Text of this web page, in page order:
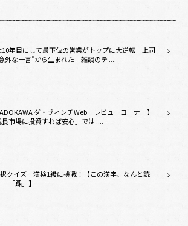
10年目にして最下位の営業がトップに大逆転 上司
外な一言”から生まれた「雑談のテ ....
ダ・ヴィンチWeb レビューコーナー】
長市場に投資すれば安心」では ....
クイズ 漢検1級に挑戦！【この漢字、なんと読
「踝」】